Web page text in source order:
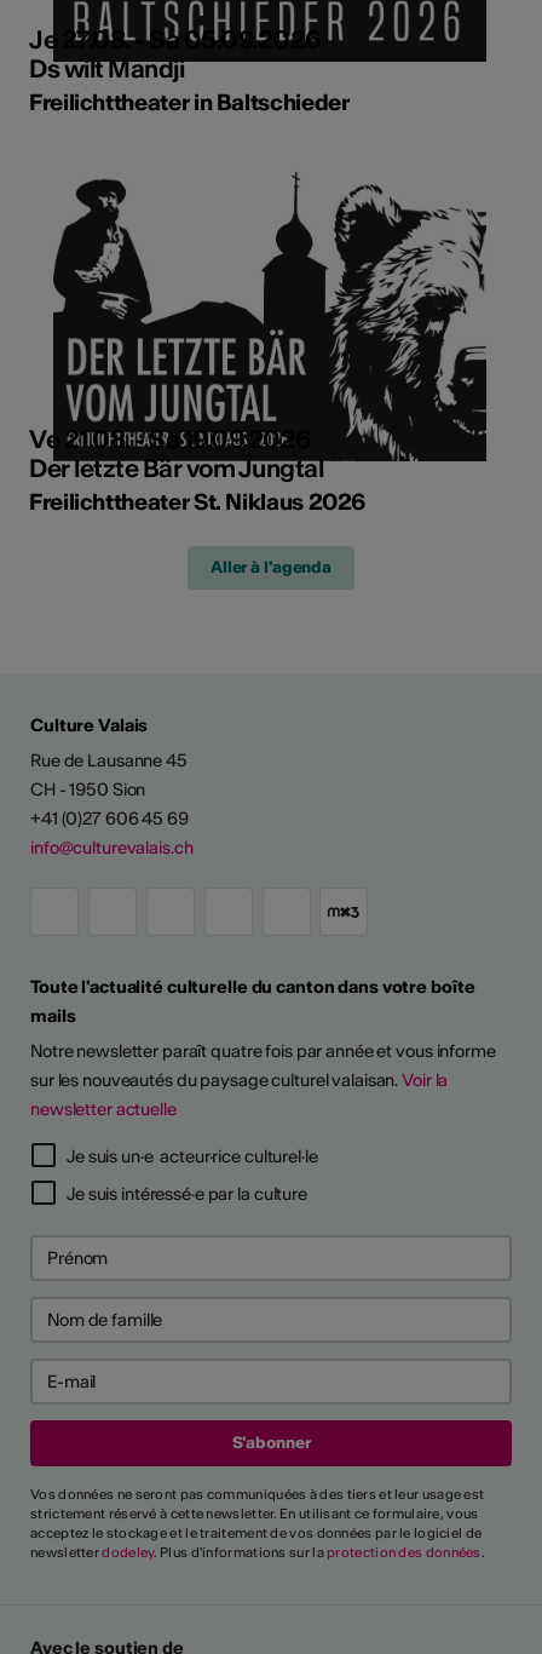
Je 27.08. - Sa 05.09.2026
Ds wilt Mandji
Freilichttheater in Baltschieder
Ve 21.08. - Sa 19.09.2026
Der letzte Bär vom Jungtal
Freilichttheater St. Niklaus 2026
Aller à l'agenda
Culture Valais
Rue de Lausanne 45
CH - 1950 Sion
+41 (0)27 606 45 69
info@culturevalais.ch
Toute l'actualité culturelle du canton dans votre boîte
mails
Notre newsletter paraît quatre fois par année et vous informe
sur les nouveautés du paysage culturel valaisan.Voir la
newsletter actuelle
Je suis un·e acteur·rice culturel·le
Je suis intéressé·e par la culture
Vos données ne seront pas communiquées à des tiers et leur usage est
strictement réservé à cette newsletter. En utilisant ce formulaire, vous
acceptez le stockage et le traitement de vos données par le logiciel de
newsletterdodeley. Plus d'informations sur la protection des données.
Avec le soutien de